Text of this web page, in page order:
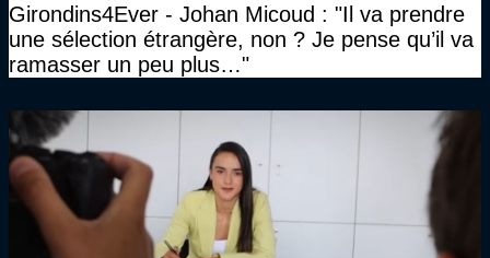
Girondins4Ever - Johan Micoud : "Il va prendre
une sélection étrangère, non ? Je pense qu’il va
ramasser un peu plus…"